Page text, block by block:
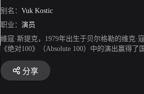
别名： Vuk Kostic
职业： 演员
維寇·斯提克，1979年出生于贝尔格勒的维克·
《绝对100》（Absolute 100）中的演出赢得
节的最佳男演员奖。除了电影演出外，他也
命历程，并展现了他质朴的歌喉，内敛的演技
分享